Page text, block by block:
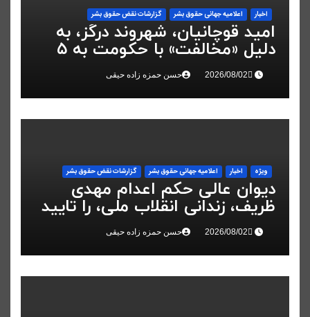
اخبار اعلاميه جهانی حقوق بشر گزارشات نقض حقوق بشر
امید قوچانیان، شهروند درگز، به
دلیل «مخالفت» با حکومت به ۵
سال زندان محکوم شد
حسن حمزه زاده حیقی
ویژه اخبار اعلاميه جهانی حقوق بشر گزارشات نقض حقوق بشر
دیوان عالی حکم اعدام مهدی
ظریف، زندانی انقلاب ملی، را تایید
کرد حسن حمزه زاده حیقی